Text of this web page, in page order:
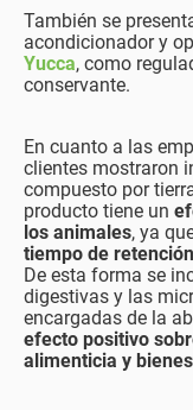
También se
acondicionador y
Yucca, como
conservante.
En cuanto a las
clientes mostraron
compuesto por
producto tiene un
los animales, ya
tiempo de
De esta forma se
digestivas y las
encargadas de la
efecto positivo
alimenticia y